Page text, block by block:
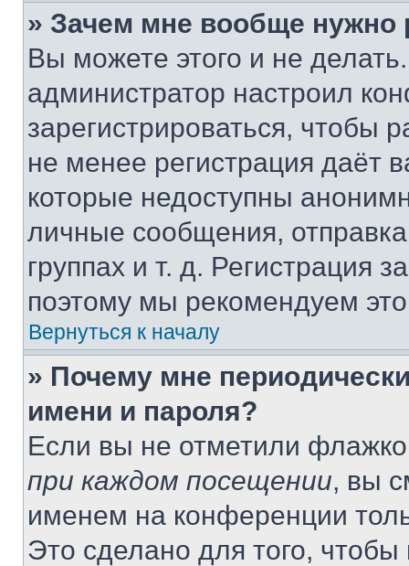
» Зачем мне вообще нужно
Вы можете этого и не
администратор настроил
зарегистрироваться, чтобы
не менее регистрация даёт
которые недоступны
личные сообщения,
группах и т. д. Регистрация
поэтому мы рекомендуем
Вернуться к началу
» Почему мне
имени и пароля?
Если вы не отметили
при каждом посещении, вы
именем на конференции
Это сделано для того, чтобы